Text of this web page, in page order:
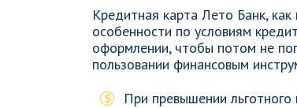
Кредитная карта Лето Банк,
особенности по условиям
оформлении, чтобы потом не
пользовании финансовым
При превышении